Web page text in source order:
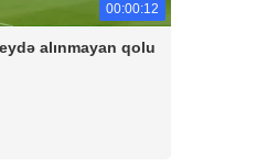
00:00:12
alınmayan qolu